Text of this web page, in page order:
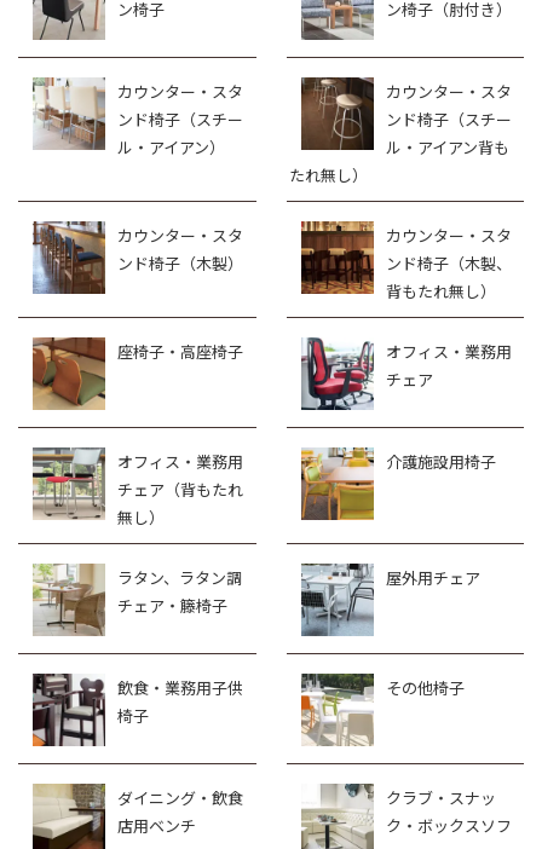
ン椅子 ン椅子（肘付き）
カウンター・スタ
ンド椅子（スチー
ル・アイアン）
カウンター・スタ
ンド椅子（スチー
ル・アイアン背も
たれ無し）
カウンター・スタ
ンド椅子（木製）
カウンター・スタ
ンド椅子（木製、
背もたれ無し）
座椅子・高座椅子
オフィス・業務用
チェア
オフィス・業務用
チェア（背もたれ
無し）
介護施設用椅子
ラタン、ラタン調
チェア・籐椅子
屋外用チェア
飲食・業務用子供
椅子
その他椅子
ダイニング・飲食
店用ベンチ
クラブ・スナッ
ク・ボックスソフ